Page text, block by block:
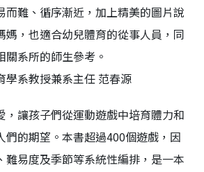
而難、循序漸近，加上精美的圖片說
媽，也適合幼兒體育的從事人員，同
系所的師生參考。
學系教授兼系主任 范春源
，讓孩子們從運動遊戲中培育體力和
們的期望。本書超過400個遊戲，因
難易度及季節等系統性編排，是一本